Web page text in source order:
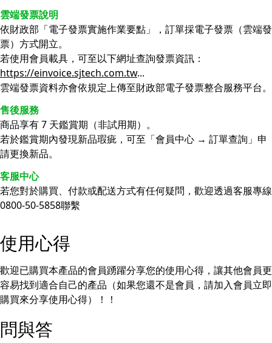
雲端發票說明
依財政部「電子發票實施作業要點」，訂單採電子發票（雲端發
票）方式開立。
若使用會員載具，可至以下網址查詢發票資訊：
https://einvoice.sjtech.com.tw...
雲端發票資料亦會依規定上傳至財政部電子發票整合服務平台。
售後服務
商品享有 7 天鑑賞期（非試用期）。
若於鑑賞期內發現新品瑕疵，可至「會員中心 → 訂單查詢」申
請更換新品。
客服中心
若您對於購買、付款或配送方式有任何疑問，歡迎透過客服專線
0800-50-5858聯繫
使用心得
歡迎已購買本產品的會員踴躍分享您的使用心得，讓其他會員更
容易找到適合自己的產品（如果您還不是會員，請加入會員立即
購買來分享使用心得）！！
問與答